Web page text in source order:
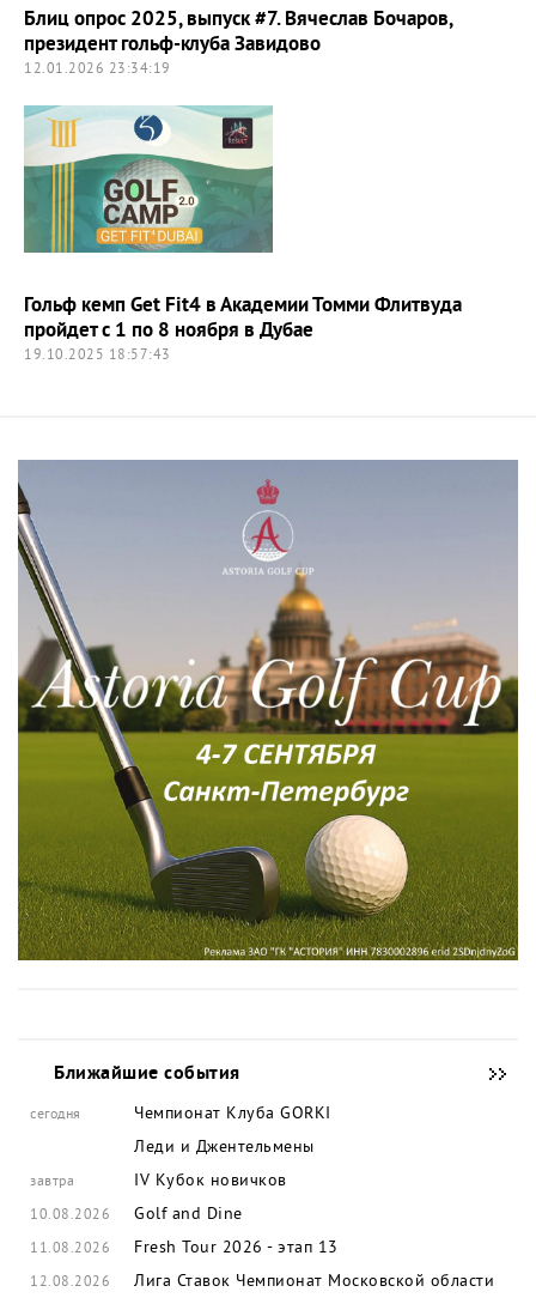
Блиц опрос 2025, выпуск #7. Вячеслав Бочаров,
президент гольф-клуба Завидово
12.01.2026 23:34:19
Гольф кемп Get Fit4 в Академии Томми Флитвуда
пройдет с 1 по 8 ноября в Дубае
19.10.2025 18:57:43
Ближайшие события
сегодня
Чемпионат Клуба GORKI
Леди и Джентельмены
завтра IV Кубок новичков
10.08.2026 Golf and Dine
11.08.2026 Fresh Tour 2026 - этап 13
12.08.2026 Лига Ставок Чемпионат Московской области